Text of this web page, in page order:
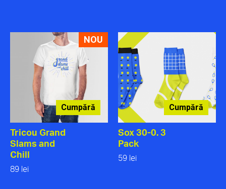
NOU
Cumpără
Tricou Grand
Slams and
Chill
89 lei
Cumpără
Sox 30-0. 3
Pack
59 lei